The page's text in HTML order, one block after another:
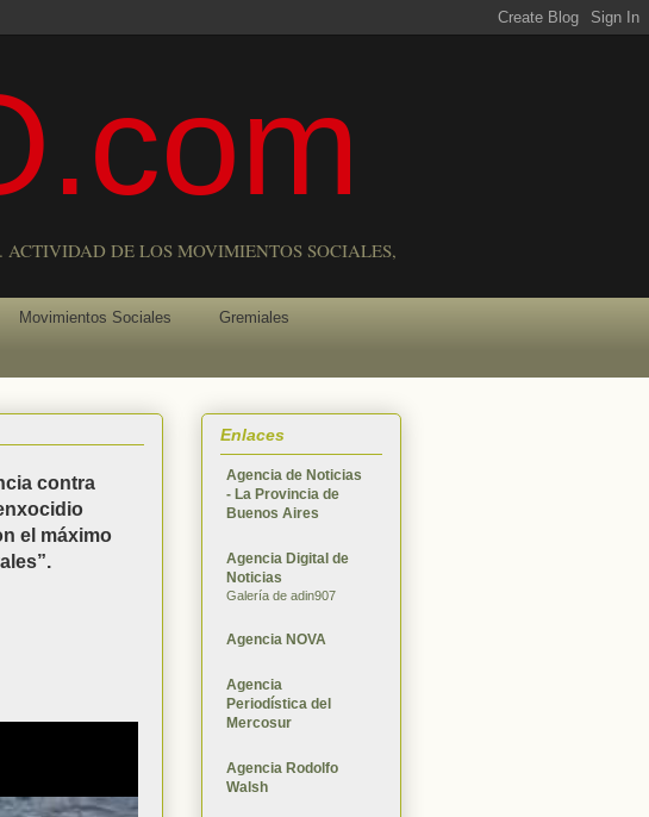
DE LOS MOVIMIENTOS SOCIALES,
Movimientos Sociales Gremiales
contra
el máximo
Enlaces
Agencia de Noticias
- La Provincia de
Buenos Aires
Agencia Digital de
Noticias
Galería de adin907
Agencia NOVA
Agencia
Periodística del
Mercosur
Agencia Rodolfo
Walsh